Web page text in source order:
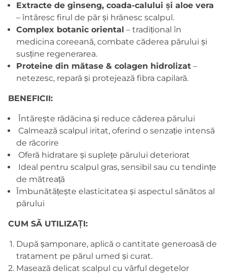
Extracte de ginseng, coada-calului și aloe vera
– întăresc firul de păr și hrănesc scalpul.
Complex botanic oriental – tradițional în
medicina coreeană, combate căderea părului și
susține regenerarea.
Proteine din mătase & colagen hidrolizat –
netezesc, repară și protejează fibra capilară.
BENEFICII:
Întărește rădăcina și reduce căderea părului
Calmează scalpul iritat, oferind o senzație intensă
de răcorire
Oferă hidratare și suplețe părului deteriorat
Ideal pentru scalpul gras, sensibil sau cu tendințe
de mătreață
Îmbunătățește elasticitatea și aspectul sănătos al
părului
CUM SĂ UTILIZAȚI:
După șamponare, aplică o cantitate generoasă de
tratament pe părul umed și curat.
Masează delicat scalpul cu vârful degetelor